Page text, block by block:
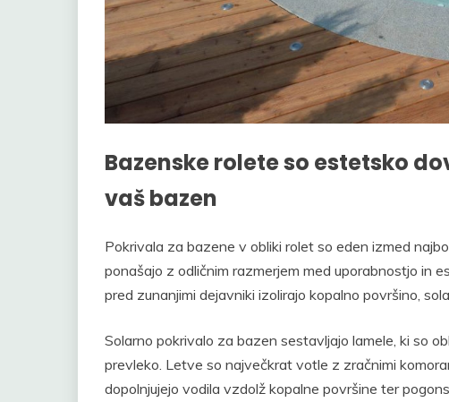
Bazenske rolete so estetsko
vaš bazen
Pokrivala za bazene v obliki rolet so eden izmed
ponašajo z odličnim razmerjem med uporabnostjo in
pred zunanjimi dejavniki izolirajo kopalno površino,
Solarno pokrivalo za bazen sestavljajo lamele, ki so
prevleko. Letve so največkrat votle z zračnimi
dopolnjujejo vodila vzdolž kopalne površine ter